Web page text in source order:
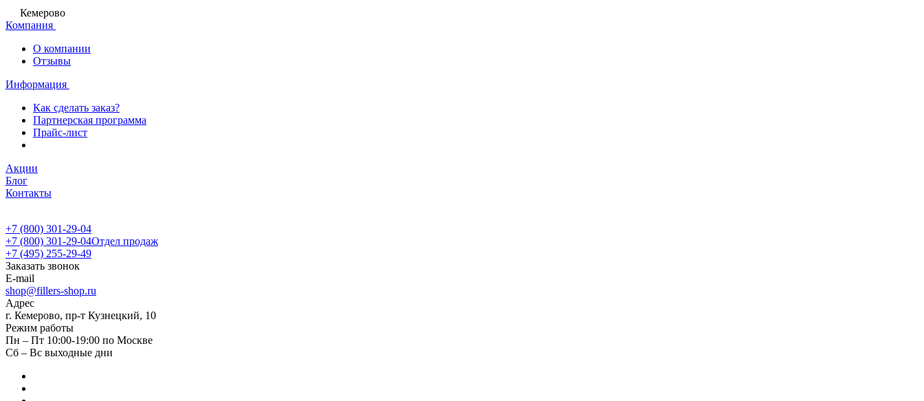
Кемерово
Компания
О компании
Отзывы
Информация
Как сделать заказ?
Партнерская программа
Прайс-лист
Акции
Блог
Контакты
+7 (800) 301-29-04
+7 (800) 301-29-04Отдел продаж
+7 (495) 255-29-49
Заказать звонок
E-mail
shop@fillers-shop.ru
Адрес
г. Кемерово, пр-т Кузнецкий, 10
Режим работы
Пн – Пт 10:00-19:00 по Москве
Сб – Вс выходные дни